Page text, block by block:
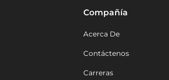
Compañía
Acerca De
Contáctenos
Carreras